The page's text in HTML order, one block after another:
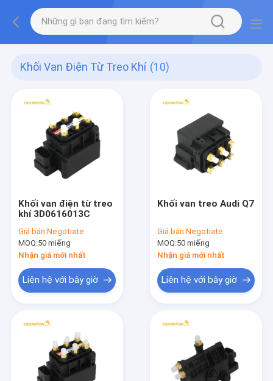
Khối Van Điện Từ Treo Khí (10)
Khối van điện từ treo
khí 3D0616013C
Giá bán:Negotiate
MOQ:50 miếng
Nhận giá mới nhất
Liên hệ với bây giờ
Khối van treo Audi Q7
Giá bán:Negotiate
MOQ:50 miếng
Nhận giá mới nhất
Liên hệ với bây giờ